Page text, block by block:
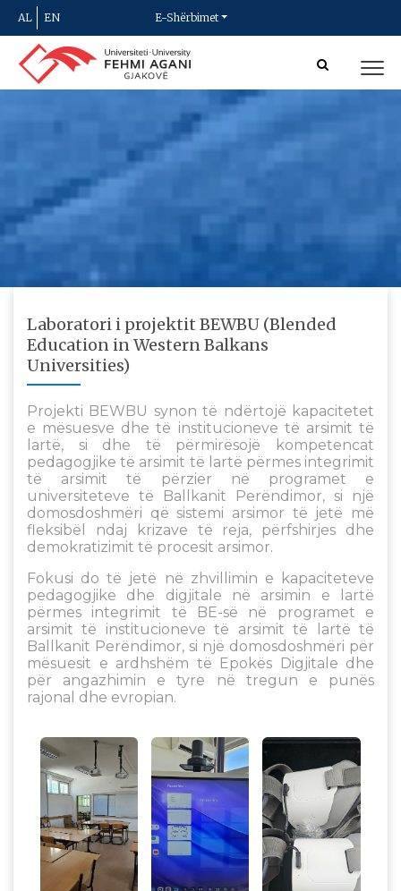
AL EN E-Shërbimet
Laboratori i projektit BEWBU (Blended
Education in Western Balkans
Universities)
Projekti BEWBU synon të ndërtojë kapacitetet
e mësuesve dhe të institucioneve të arsimit të
lartë, si dhe të përmirësojë kompetencat
pedagogjike të arsimit të lartë përmes integrimit
të arsimit të përzier në programet e
universiteteve të Ballkanit Perëndimor, si një
domosdoshmëri që sistemi arsimor të jetë më
fleksibël ndaj krizave të reja, përfshirjes dhe
demokratizimit të procesit arsimor.
Fokusi do të jetë në zhvillimin e kapaciteteve
pedagogjike dhe digjitale në arsimin e lartë
përmes integrimit të BE-së në programet e
arsimit të institucioneve të arsimit të lartë të
Ballkanit Perëndimor, si një domosdoshmëri për
mësuesit e ardhshëm të Epokës Digjitale dhe
për angazhimin e tyre në tregun e punës
rajonal dhe evropian.